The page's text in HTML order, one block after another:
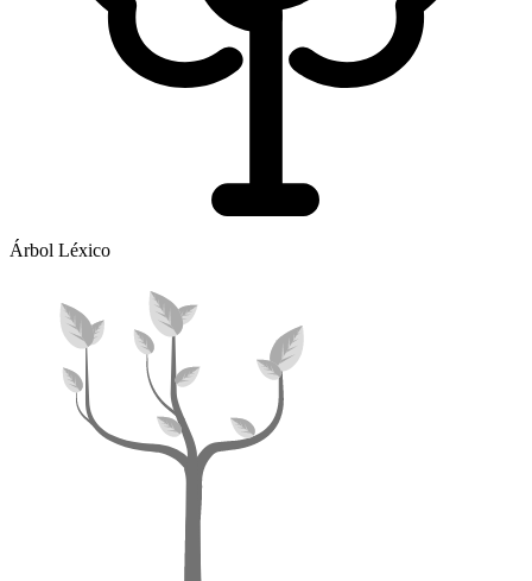
Árbol Léxico